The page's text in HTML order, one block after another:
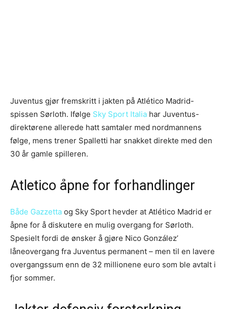
Juventus gjør fremskritt i jakten på Atlético Madrid-
spissen Sørloth. Ifølge Sky Sport Italia har Juventus-
direktørene allerede hatt samtaler med nordmannens
følge, mens trener Spalletti har snakket direkte med den
30 år gamle spilleren.
Atletico åpne for forhandlinger
Både Gazzetta og Sky Sport hevder at Atlético Madrid er
åpne for å diskutere en mulig overgang for Sørloth.
Spesielt fordi de ønsker å gjøre Nico González’
låneovergang fra Juventus permanent – men til en lavere
overgangssum enn de 32 millionene euro som ble avtalt i
fjor sommer.